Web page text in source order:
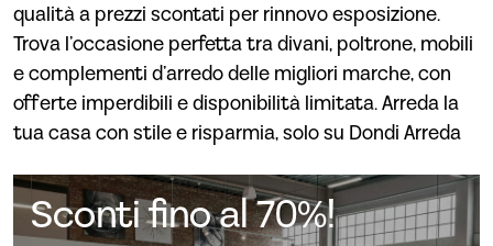
qualità a prezzi scontati per rinnovo esposizione.
Trova l’occasione perfetta tra divani, poltrone, mobili
e complementi d’arredo delle migliori marche, con
offerte imperdibili e disponibilità limitata. Arreda la
tua casa con stile e risparmia, solo su Dondi Arreda
Sconti fino al 70%!